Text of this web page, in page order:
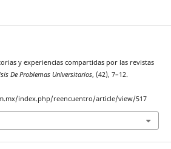
y experiencias compartidas por las revistas
De Problemas Universitarios, (42), 7–12.
index.php/reencuentro/article/view/517